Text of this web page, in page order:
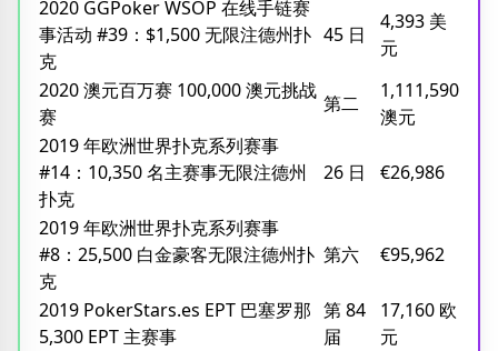
2020 GGPoker WSOP 在线手链赛
事活动 #39：$1,500 无限注德州扑
克
45 日
4,393 美
元
2020 澳元百万赛 100,000 澳元挑战
赛
第二
1,111,590
澳元
2019 年欧洲世界扑克系列赛事
#14：10,350 名主赛事无限注德州
扑克
26 日 €26,986
2019 年欧洲世界扑克系列赛事
#8：25,500 白金豪客无限注德州扑
克
第六 €95,962
2019 PokerStars.es EPT 巴塞罗那
5,300 EPT 主赛事
第 84
届
17,160 欧
元